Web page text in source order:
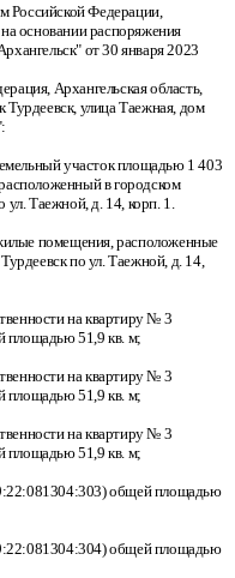
Российской Федерации,
основании распоряжения
от 30 января 2023
Архангельская область,
Турдеевск, улица Таежная, дом
участок площадью 1 403
в городском
Таежной, д. 14, корп. 1.
помещения, расположенные
по ул. Таежной, д. 14,
на квартиру № 3
площадью 51,9 кв. м;
на квартиру № 3
площадью 51,9 кв. м;
на квартиру № 3
площадью 51,9 кв. м;
общей площадью
общей площадью